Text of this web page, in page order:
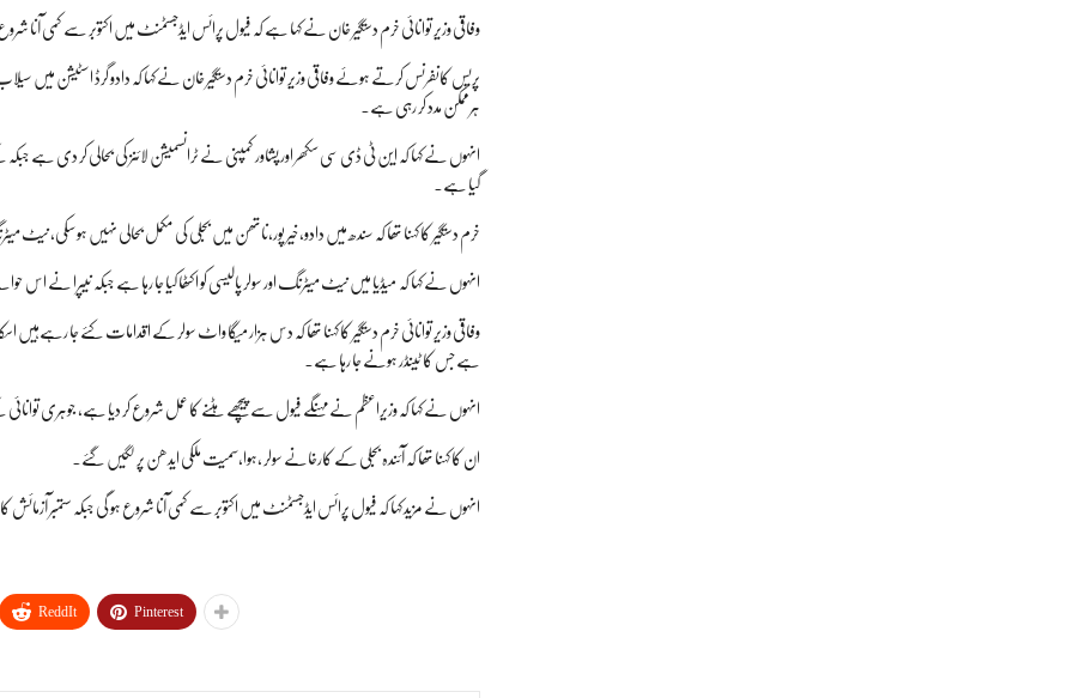
وفاقی وزیر توانائی خرم دستگیر خان نے کہا ہے کہ فیول پرائس ایڈجسٹمنٹ میں اکتوبر سے کمی آنا
ہرممکن مدد کر رہی ہے۔
انہوں نے کہا کہ این ٹی ڈی سی سکھر اور پشاور کمپنی نے ٹرانسمیشن لائنز کی بحالی کر دی ہے جبکہ
گیا ہے۔
خرم دستگیر کا کہنا تھا کہ سندھ میں دادو،خیر پور،ناتھن میں بجلی کی مکمل بحالی نہیں ہو سکی،
انہوں نے کہا کہ میڈیا میں نیٹ میٹرنگ اور سولر پالیسی کو اکٹھا کیا جا رہا ہے جبکہ نیپرا
وفاقی وزیر توانائی خرم دستگیر کا کہنا تھا کہ دس ہزار میگا واٹ سولر کے اقدامات کئے جا
ہے جس کا ٹینڈر ہونے جا رہا ہے۔
انہوں نے کہا کہ وزیراعظم نےمہنگے فیول سے پیچھے ہٹنے کا عمل شروع کر دیا ہے، جوہری
ان کا کہنا تھا کہ آئندہ بجلی کے کارخانے سولر ،ہوا،سمیت ملکی ایدھن پر لگیں گئے۔
انہوں نے مزید کہا کہ فیول پرائس ایڈجسٹمنٹ میں اکتوبر سے کمی آنا شروع ہو گی جبکہ ستمبر
ReddIt Pinterest